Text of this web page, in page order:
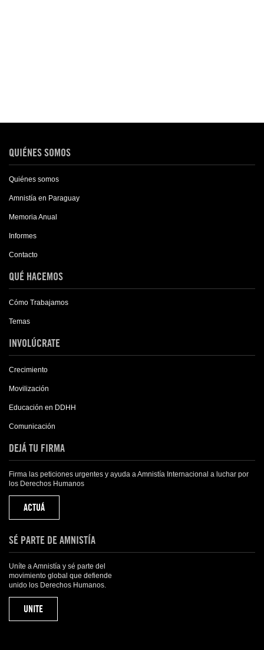
QUIÉNES SOMOS
Quiénes somos
Amnistía en Paraguay
Memoria Anual
Informes
Contacto
QUÉ HACEMOS
Cómo Trabajamos
Temas
INVOLÚCRATE
Crecimiento
Movilización
Educación en DDHH
Comunicación
DEJÁ TU FIRMA
Firma las peticiones urgentes y ayuda a Amnistía Internacional a luchar por
los Derechos Humanos
ACTUÁ
SÉ PARTE DE AMNISTÍA
Uníte a Amnistía y sé parte del
movimiento global que defiende
unido los Derechos Humanos.
UNITE